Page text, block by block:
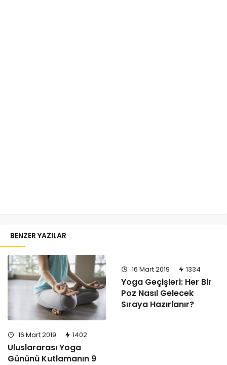
BENZER YAZILAR
16 Mart 2019 1402
Uluslararası Yoga
Gününü Kutlamanın 9
16 Mart 2019 1334
Yoga Geçişleri: Her Bir
Poz Nasıl Gelecek
Sıraya Hazırlanır?